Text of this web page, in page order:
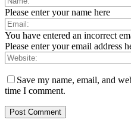
Please enter your name here
You have entered an incorrect
Please enter your email address
Save my name, email, and
time I comment.